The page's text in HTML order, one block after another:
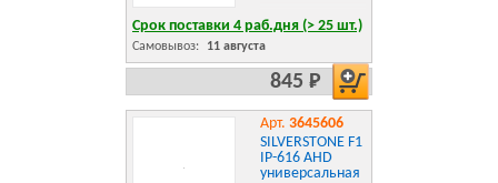
Срок поставки 4 раб.дня (> 25 шт.)
Самовывоз: 11 августа
845 Р
Арт. 3645606
SILVERSTONE F1
IP-616 AHD
универсальная